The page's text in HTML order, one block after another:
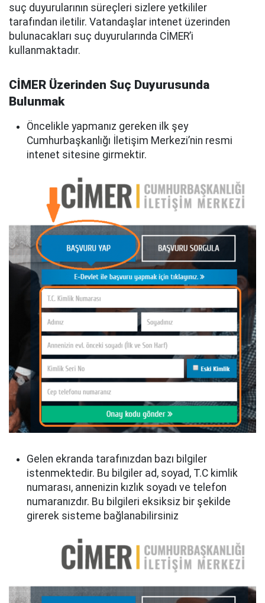
suç duyurularının süreçleri sizlere yetkililer
tarafından iletilir. Vatandaşlar intenet üzerinden
bulunacakları suç duyurularında CİMER’i
kullanmaktadır.
CİMER Üzerinden Suç Duyurusunda
Bulunmak
Öncelikle yapmanız gereken ilk şey
Cumhurbaşkanlığı İletişim Merkezi’nin resmi
intenet sitesine girmektir.
Gelen ekranda tarafınızdan bazı bilgiler
istenmektedir. Bu bilgiler ad, soyad, T.C kimlik
numarası, annenizin kızlık soyadı ve telefon
numaranızdır. Bu bilgileri eksiksiz bir şekilde
girerek sisteme bağlanabilirsiniz